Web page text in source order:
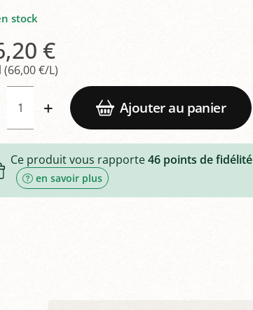
stock
€
(66,00 €/L)
+ Ajouter au panier
Ce produit vous rapporte46 points de fidélité
en savoir plus